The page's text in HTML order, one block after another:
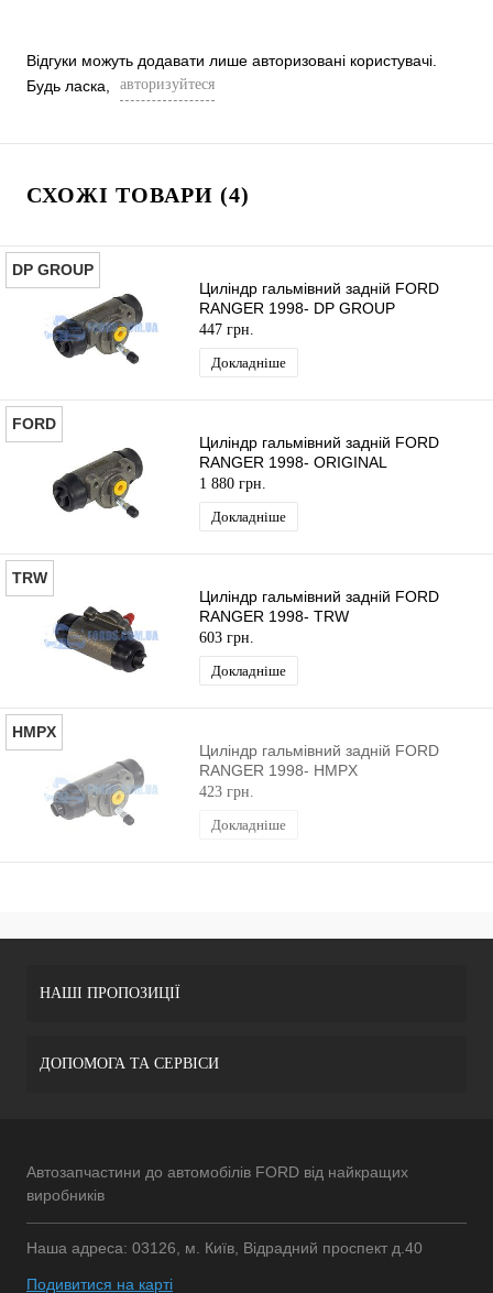
Відгуки можуть додавати лише авторизовані користувачі.
Будь ласка,
авторизуйтеся
СХОЖІ ТОВАРИ (4)
DP GROUP
Циліндр гальмівний задній FORD
RANGER 1998- DP GROUP
447 грн.
Докладніше
FORD
Циліндр гальмівний задній FORD
RANGER 1998- ORIGINAL
1 880 грн.
Докладніше
TRW
Циліндр гальмівний задній FORD
RANGER 1998- TRW
603 грн.
Докладніше
HMPX
Циліндр гальмівний задній FORD
RANGER 1998- HMPX
423 грн.
Докладніше
НАШІ ПРОПОЗИЦІЇ
ДОПОМОГА ТА СЕРВІСИ
Автозапчастини до автомобілів FORD від найкращих
виробників
Наша адреса: 03126, м. Київ, Відрадний проспект д.40
Подивитися на карті